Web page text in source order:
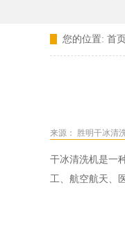
您的位置: 首页
来源： 胜明干冰清
干冰清洗机是一
工、航空航天、